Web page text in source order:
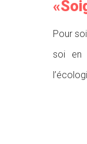
Pour
soi en